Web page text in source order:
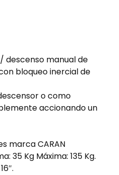
descenso manual de
bloqueo inercial de
o como
accionando un
marca CARAN
35 Kg Máxima: 135 Kg.